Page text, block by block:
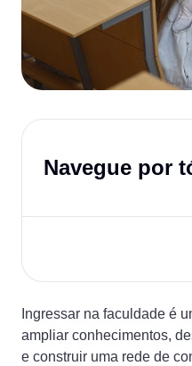
Navegue por
Ingressar na faculdade é
ampliar conhecimentos,
e construir uma rede de